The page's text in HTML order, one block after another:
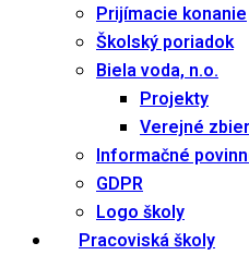
Prijímacie konanie
Školský poriadok
Biela voda, n.o.
Projekty
Verejné
Informačné
GDPR
Logo školy
Pracoviská školy